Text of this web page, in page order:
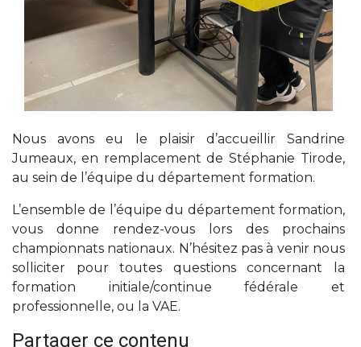
Nous avons eu le plaisir d’accueillir Sandrine
Jumeaux, en remplacement de Stéphanie Tirode,
au sein de l’équipe du département formation.
L’ensemble de l’équipe du département formation,
vous donne rendez-vous lors des prochains
championnats nationaux. N’hésitez pas à venir nous
solliciter pour toutes questions concernant la
formation initiale/continue fédérale et
professionnelle, ou la VAE.
Partager ce contenu